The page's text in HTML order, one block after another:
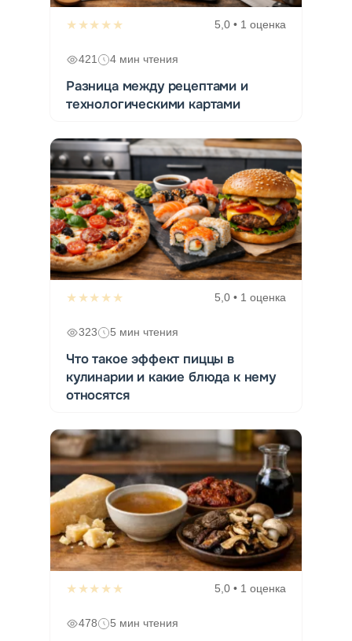
★★★★★ 5,0 • 1 оценка
421 4 мин чтения
Разница между рецептами и
технологическими картами
★★★★★ 5,0 • 1 оценка
323 5 мин чтения
Что такое эффект пиццы в
кулинарии и какие блюда к нему
относятся
★★★★★ 5,0 • 1 оценка
478 5 мин чтения